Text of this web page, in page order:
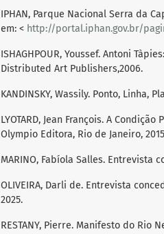
IPHAN, Parque Nacional Serra da
em: < http://portal.iphan.gov.br/
ISHAGHPOUR, Youssef. Antoni
Distributed Art Publishers,2006.
KANDINSKY, Wassily. Ponto, Linha,
LYOTARD, Jean François. A
Olympio Editora, Rio de Janeiro,
MARINO, Fabíola Salles. Entrevista
OLIVEIRA, Darli de. Entrevista
2025.
RESTANY, Pierre. Manifesto do Rio